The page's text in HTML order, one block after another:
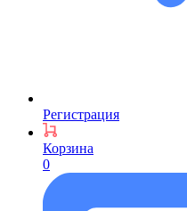
Регистрация
Корзина
0